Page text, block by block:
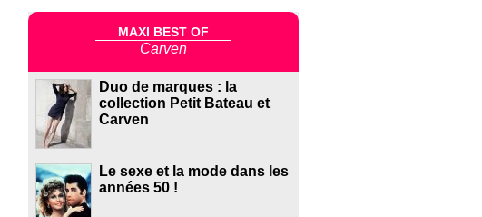
MAXI BEST OF
Carven
Duo de marques : la
collection Petit Bateau et
Carven
Le sexe et la mode dans les
années 50 !